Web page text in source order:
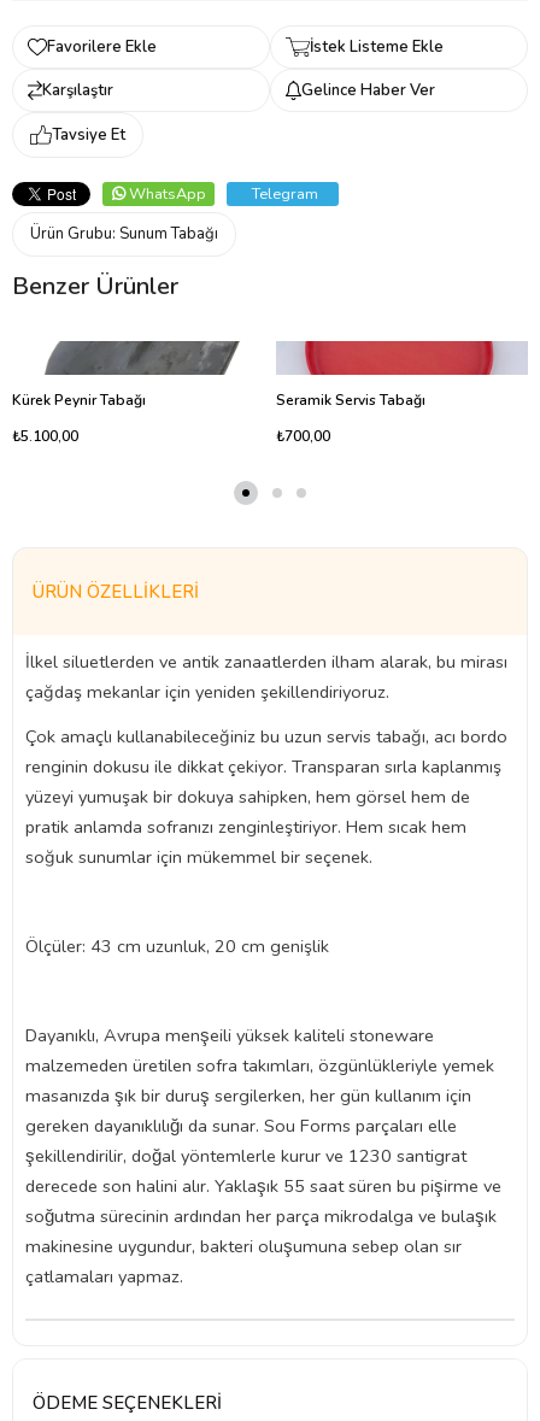
Favorilere Ekle
İstek Listeme Ekle
Karşılaştır
Gelince Haber Ver
Tavsiye Et
WhatsApp
Telegram
Ürün Grubu: Sunum Tabağı
Benzer Ürünler
Kürek Peynir Tabağı
₺5.100,00
Seramik Servis Tabağı
₺700,00
ÜRÜN ÖZELLIKLERI
İlkel siluetlerden ve antik zanaatlerden ilham alarak, bu mirası
çağdaş mekanlar için yeniden şekillendiriyoruz.
Çok amaçlı kullanabileceğiniz bu uzun servis tabağı, acı bordo
renginin dokusu ile dikkat çekiyor. Transparan sırla kaplanmış
yüzeyi yumuşak bir dokuya sahipken, hem görsel hem de
pratik anlamda sofranızı zenginleştiriyor. Hem sıcak hem
soğuk sunumlar için mükemmel bir seçenek.
Ölçüler: 43 cm uzunluk, 20 cm genişlik
Dayanıklı, Avrupa menşeili yüksek kaliteli stoneware
malzemeden üretilen sofra takımları, özgünlükleriyle yemek
masanızda şık bir duruş sergilerken, her gün kullanım için
gereken dayanıklılığı da sunar. Sou Forms parçaları elle
şekillendirilir, doğal yöntemlerle kurur ve 1230 santigrat
derecede son halini alır. Yaklaşık 55 saat süren bu pişirme ve
soğutma sürecinin ardından her parça mikrodalga ve bulaşık
makinesine uygundur, bakteri oluşumuna sebep olan sır
çatlamaları yapmaz.
ÖDEME SEÇENEKLERI